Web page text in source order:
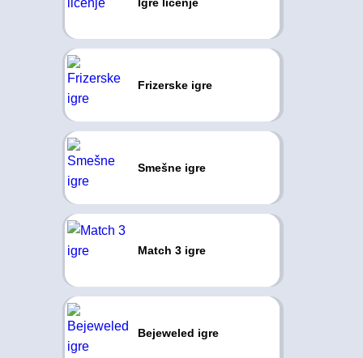
Frizerske igre
Smešne igre
Match 3 igre
Bejeweled igre